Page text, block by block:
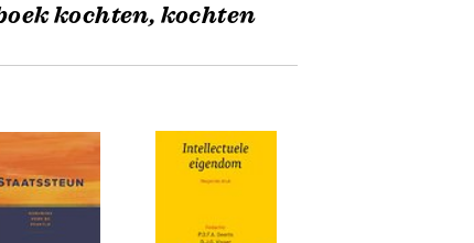
kochten, kochten